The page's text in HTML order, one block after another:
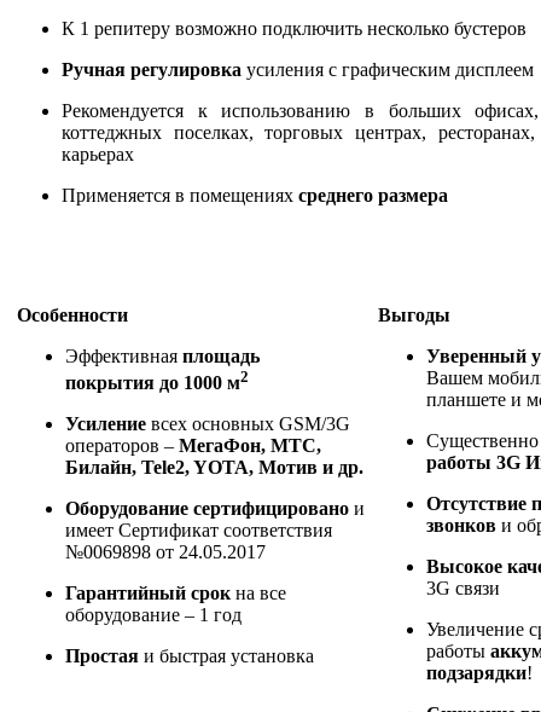
К 1 репитеру возможно подключить несколько бустеров
Ручная регулировка усиления с графическим дисплеем
Рекомендуется к использованию в больших
коттеджных поселках, торговых центрах,
карьерах
Применяется в помещениях среднего размера
Особенности
Эффективная площадь
покрытия до 1000 м2
Усиление всех основных GSM/3G
операторов – МегаФон, МТС,
Билайн, Tele2, YOTA, Мотив и др.
Оборудование сертифицировано и
имеет Сертификат соответствия
№0069898 от 24.05.2017
Гарантийный срок на все
оборудование – 1 год
Простая и быстрая установка
Выгоды
Уверенный
Вашем
планшете и
работы 3G
Отсутствие
звонков и
Высокое
3G связи
Увеличение
работы
подзарядки!